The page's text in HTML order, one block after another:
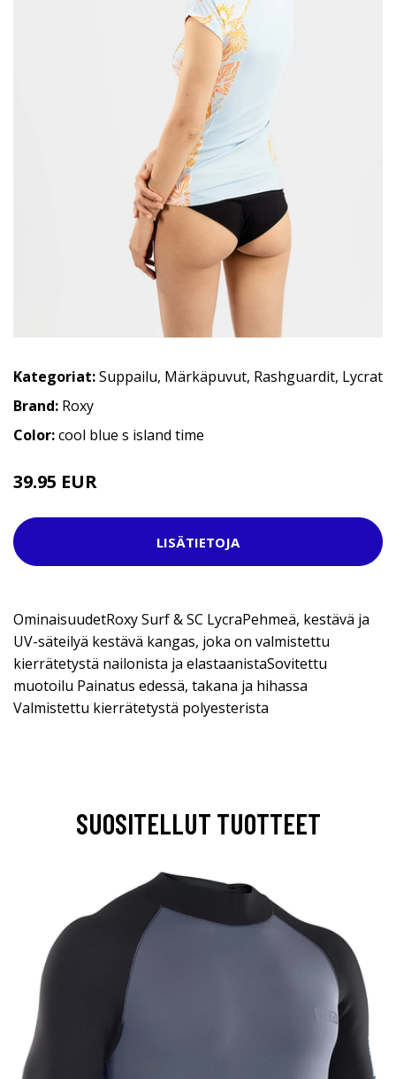
Kategoriat:Suppailu, Märkäpuvut, Rashguardit, Lycrat
Brand: Roxy
Color:cool blue s island time
39.95 EUR
LISÄTIETOJA
OminaisuudetRoxy Surf & SC LycraPehmeä, kestävä ja
UV-säteilyä kestävä kangas, joka on valmistettu
kierrätetystä nailonista ja elastaanistaSovitettu
muotoilu Painatus edessä, takana ja hihassa
Valmistettu kierrätetystä polyesterista
SUOSITELLUT TUOTTEET